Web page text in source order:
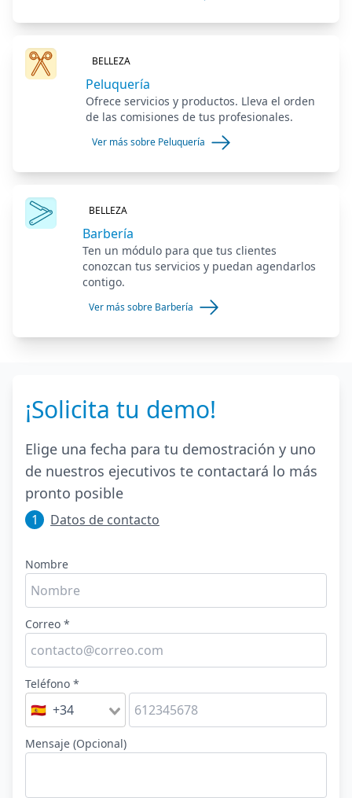
BELLEZA
Peluquería
Ofrece servicios y productos. Lleva el orden
de las comisiones de tus profesionales.
Ver más sobre Peluquería
BELLEZA
Barbería
Ten un módulo para que tus clientes
conozcan tus servicios y puedan agendarlos
contigo.
Ver más sobre Barbería
¡Solicita tu demo!
Elige una fecha para tu demostración y uno
de nuestros ejecutivos te contactará lo más
pronto posible
1 Datos de contacto
Nombre
Correo *
Teléfono *
🇪🇸 +34
Mensaje (Opcional)